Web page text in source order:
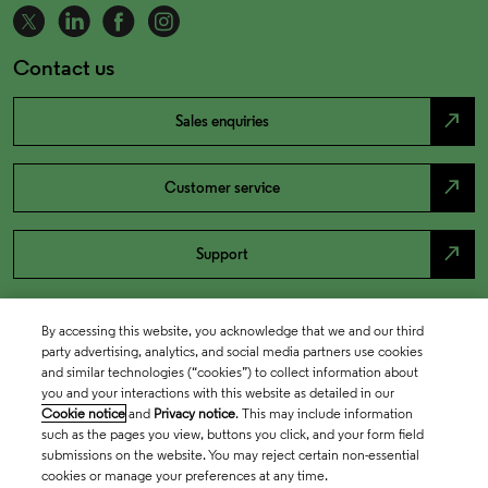
Contact us
Sales enquiries north_east
Customer service north_east
Support north_east
By accessing this website, you acknowledge that we and our third
party advertising, analytics, and social media partners use cookies
and similar technologies (“cookies”) to collect information about
you and your interactions with this website as detailed in our
Cookie notice and Privacy notice. This may include information
such as the pages you view, buttons you click, and your form field
submissions on the website. You may reject certain non-essential
cookies or manage your preferences at any time.